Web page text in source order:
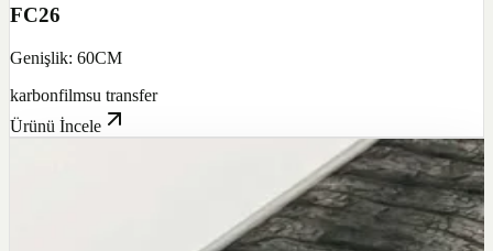
FC26
Genişlik: 60CM
karbonfilmsu transfer
Ürünü İncele